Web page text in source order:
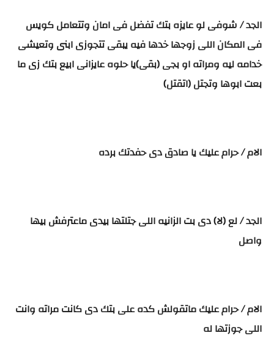
الجد / شوفى لو عايزه بتك تفضل فى امان وتتعامل كويس
فى المكان اللى زوجها خدها فيه يبقى تتجوزى ابنى وتعيشى
خدامه ليه ومراته او بجى (بقى)يا حلوه عايزانى ابيع بتك زى ما
بعت ابوها وتجتل (اتقتل)
الام / حرام عليك يا صادق دى حفدتك برده
الجد / لع (لا) دى بت الزانيه اللى جتلتها بيدى ماعترفش بيها
واصل
الام / حرام عليك ماتقولش كده على بتك دى كانت مراته وانت
اللى جوزتها له